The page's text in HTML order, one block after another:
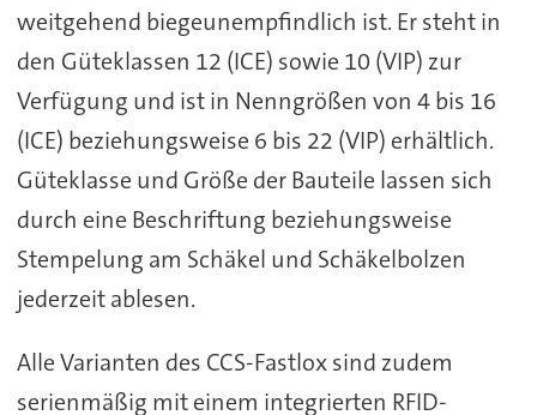
weitgehend biegeunempfindlich ist. Er steht in
den Güteklassen 12 (ICE) sowie 10 (VIP) zur
Verfügung und ist in Nenngrößen von 4 bis 16
(ICE) beziehungsweise 6 bis 22 (VIP) erhältlich.
Güteklasse und Größe der Bauteile lassen sich
durch eine Beschriftung beziehungsweise
Stempelung am Schäkel und Schäkelbolzen
jederzeit ablesen.
Alle Varianten des CCS-Fastlox sind zudem
serienmäßig mit einem integrierten RFID-